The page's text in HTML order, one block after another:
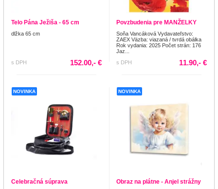
Telo Pána Ježiša - 65 cm
dlžka 65 cm
s DPH 152.00,- €
Povzbudenia pre MANŽELKY
Soňa Vancáková Vydavateľstvo:
ZAEX Väzba: viazaná / tvrdá obálka
Rok vydania: 2025 Počet strán: 176
Jaz...
s DPH
11.90,- €
NOVINKA
Celebračná súprava
NOVINKA
Obraz na plátne - Anjel strážny